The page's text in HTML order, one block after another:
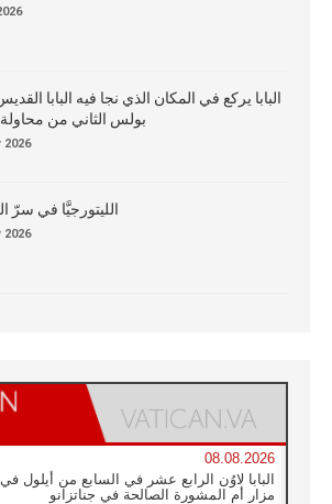
البابا يركع في المكان الذي نجا فيه البابا
بولس الثاني من محاولة
2026
الليتورجيَّا في سرّ
2026
08.08.2026
البابا لاوُن الرابع عشر في السابع من أيلول في
مزار أم المشورة الصالحة في جناتزانو